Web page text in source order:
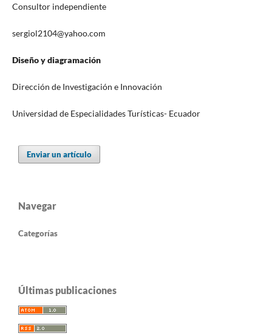
Consultor independiente
sergiol2104@yahoo.com
Diseño y diagramación
Dirección de Investigación e Innovación
Universidad de Especialidades Turísticas- Ecuador
Enviar un artículo
Navegar
Categorías
Últimas publicaciones